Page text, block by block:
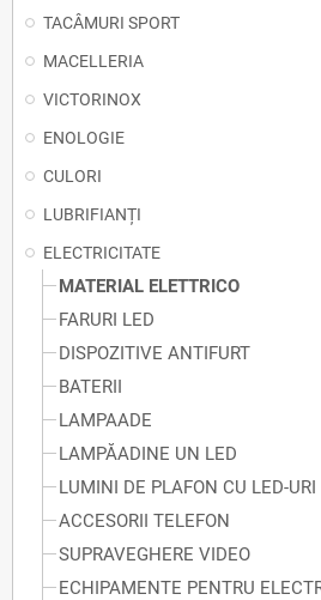
TACÂMURI SPORT
MACELLERIA
VICTORINOX
ENOLOGIE
CULORI
LUBRIFIANȚI
ELECTRICITATE
MATERIAL ELETTRICO
FARURI LED
DISPOZITIVE ANTIFURT
BATERII
LAMPAADE
LAMPĂADINE UN LED
LUMINI DE PLAFON CU LED-URI
ACCESORII TELEFON
SUPRAVEGHERE VIDEO
ECHIPAMENTE PENTRU